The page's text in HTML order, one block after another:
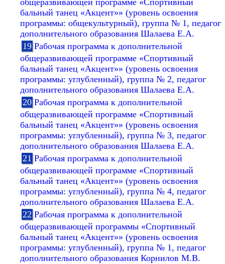
общеразвивающей программе «Спортивный
бальный танец «Акцент»» (уровень освоения
программы: общекультурный), группа № 1, педагог
дополнительного образования Шалаева Е.А.
Рабочая программа к дополнительной
общеразвивающей программе «Спортивный
бальный танец «Акцент»» (уровень освоения
программы: углубленный), группа № 2, педагог
дополнительного образования Шалаева Е.А.
Рабочая программа к дополнительной
общеразвивающей программе «Спортивный
бальный танец «Акцент»» (уровень освоения
программы: углубленный), группа № 3, педагог
дополнительного образования Шалаева Е.А.
Рабочая программа к дополнительной
общеразвивающей программе «Спортивный
бальный танец «Акцент»» (уровень освоения
программы: углубленный), группа № 4, педагог
дополнительного образования Шалаева Е.А.
Рабочая программа к дополнительной
общеразвивающей программы «Спортивный
бальный танец «Акцент»» (уровень освоения
программы: углубленный), группа № 1, педагог
дополнительного образования Корнилов М.В.